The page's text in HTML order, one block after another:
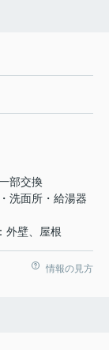
部交換
洗面所・給湯器
外壁、屋根
情報の見方